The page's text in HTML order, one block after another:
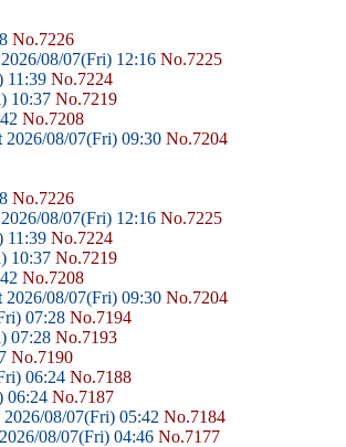
No.7226
2026/08/07(Fri) 12:16 No.7225
11:39 No.7224
10:37 No.7219
No.7208
2026/08/07(Fri) 09:30 No.7204
No.7226
2026/08/07(Fri) 12:16 No.7225
11:39 No.7224
10:37 No.7219
No.7208
2026/08/07(Fri) 09:30 No.7204
07:28 No.7194
07:28 No.7193
No.7190
06:24 No.7188
06:24 No.7187
2026/08/07(Fri) 05:42 No.7184
2026/08/07(Fri) 04:46 No.7177